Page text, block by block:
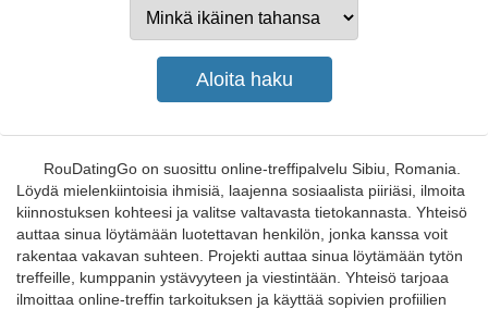
RouDatingGo on suosittu online-treffipalvelu Sibiu, Romania.
Löydä mielenkiintoisia ihmisiä, laajenna sosiaalista piiriäsi, ilmoita
kiinnostuksen kohteesi ja valitse valtavasta tietokannasta. Yhteisö
auttaa sinua löytämään luotettavan henkilön, jonka kanssa voit
rakentaa vakavan suhteen. Projekti auttaa sinua löytämään tytön
treffeille, kumppanin ystävyyteen ja viestintään. Yhteisö tarjoaa
ilmoittaa online-treffin tarkoituksen ja käyttää sopivien profiilien